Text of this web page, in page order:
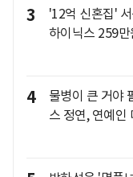
3
'12억 신혼집'
하이닉스 259
4
물병이 큰 거야
스 정연, 연예인